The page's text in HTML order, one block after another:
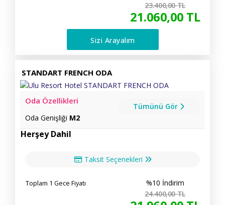
23.400,00TL
21.060,00 TL
Sizi Arayalım
STANDART FRENCH ODA
Oda Özellikleri
Oda Genişliği M2
Tümünü Gör
Herşey Dahil
Taksit Seçenekleri
Toplam 1 Gece Fiyatı
%10 İndirim
24.400,00TL